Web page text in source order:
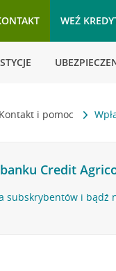
WEŹ
Kontakt i pomoc
Credit
subskrybentów i bądź